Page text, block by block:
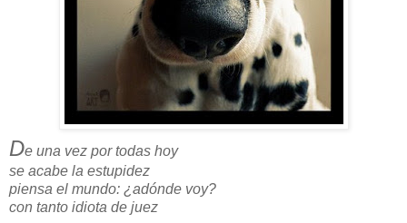
De una vez por todas hoy
se acabe la estupidez
piensa el mundo: ¿adónde voy?
con tanto idiota de juez